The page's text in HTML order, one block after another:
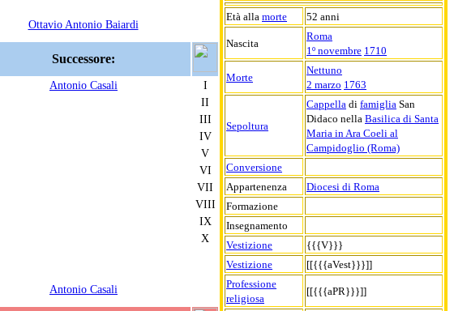
Età alla morte 52 anni
Nascita
Roma
1º novembre 1710
Morte
Nettuno
2 marzo 1763
Sepoltura
Cappella di famiglia San
Didaco nella Basilica di Santa
Maria in Ara Coeli al
Campidoglio (Roma)
Conversione
Appartenenza
Diocesi di Roma
Formazione
Insegnamento
Vestizione
{{{V}}}
Vestizione
[[{{{aVest}}}]]
Professione
religiosa
[[{{{aPR}}}]]
Ottavio Antonio Baiardi
Successore:
Antonio Casali
I
II
III
IV
V
VI
VII
VIII
IX
X
Antonio Casali